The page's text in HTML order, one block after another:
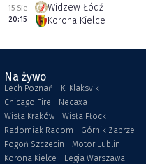
15 Sie
20:15
Widzew Łódź
Korona Kielce
Na żywo
Lech Poznań - KI Klaksvik
Chicago Fire - Necaxa
Wisła Kraków - Wisła Płock
Radomiak Radom - Górnik Zabrze
Pogoń Szczecin - Motor Lublin
Korona Kielce - Legia Warszawa